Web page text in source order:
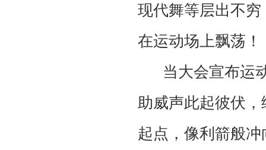
现代舞等层出不
在运动场上飘荡！
当大会宣布运动
助威声此起彼伏
起点，像利箭般